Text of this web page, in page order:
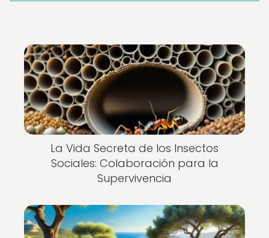
La Vida Secreta de los Insectos
Sociales: Colaboración para la
Supervivencia